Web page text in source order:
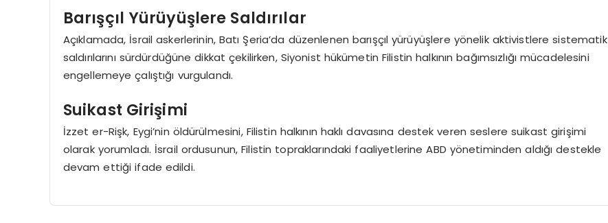
Barışçıl Yürüyüşlere Saldırılar
Açıklamada, İsrail askerlerinin, Batı Şeria’da düzenlenen barışçıl yürüyüşlere yönelik aktivistlere sistematik
saldırılarını sürdürdüğüne dikkat çekilirken, Siyonist hükümetin Filistin halkının bağımsızlığı mücadelesini
engellemeye çalıştığı vurgulandı.
Suikast Girişimi
İzzet er-Rişk, Eygi’nin öldürülmesini, Filistin halkının haklı davasına destek veren seslere suikast girişimi
olarak yorumladı. İsrail ordusunun, Filistin topraklarındaki faaliyetlerine ABD yönetiminden aldığı destekle
devam ettiği ifade edildi.